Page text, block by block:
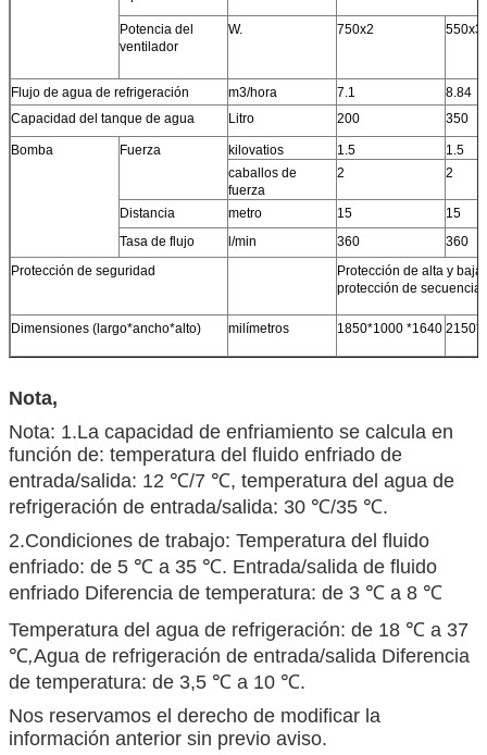
Potencia del
ventilador
W. 750x2 550x3
Flujo de agua de refrigeración m3/hora 7.1
8.84
Capacidad del tanque de agua
Litro 200 350
Bomba Fuerza kilovatios 1.5
1.5
caballos de
fuerza
2 2
Distancia metro 15
15
Tasa de flujo
l/min 360
360
Protección de seguridad
Protección de alta y
protección de secuencia
Dimensiones (largo*ancho*alto) milímetros 1850*1000 *1640
Nota,
Nota: 1.La capacidad de enfriamiento se calcula en
función de: temperatura del fluido enfriado de
entrada/salida: 12 ℃/7 ℃, temperatura del agua de
refrigeración de entrada/salida: 30 ℃/35 ℃.
2.Condiciones de trabajo: Temperatura del fluido
enfriado: de 5 ℃ a 35 ℃. Entrada/salida de fluido
enfriado Diferencia de temperatura: de 3 ℃ a 8 ℃
Temperatura del agua de refrigeración: de 18 ℃ a 37
℃,Agua de refrigeración de entrada/salida Diferencia
de temperatura: de 3,5 ℃ a 10 ℃.
Nos reservamos el derecho de modificar la
información anterior sin previo aviso.